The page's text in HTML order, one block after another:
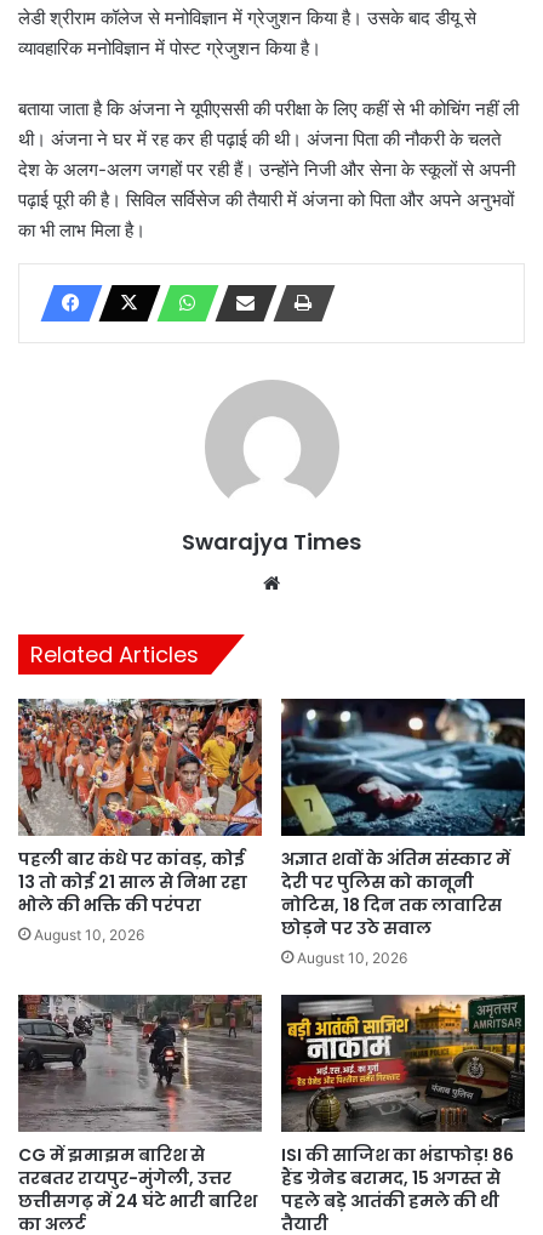
लेडी श्रीराम कॉलेज से मनोविज्ञान में ग्रेजुशन किया है। उसके बाद डीयू से
व्यावहारिक मनोविज्ञान में पोस्ट ग्रेजुशन किया है।
बताया जाता है कि अंजना ने यूपीएससी की परीक्षा के लिए कहीं से भी कोचिंग नहीं ली
थी। अंजना ने घर में रह कर ही पढ़ाई की थी। अंजना पिता की नौकरी के चलते
देश के अलग-अलग जगहों पर रही हैं। उन्होंने निजी और सेना के स्कूलों से अपनी
पढ़ाई पूरी की है। सिविल सर्विसेज की तैयारी में अंजना को पिता और अपने अनुभवों
का भी लाभ मिला है।
Swarajya Times
Related Articles
पहली बार कंधे पर कांवड़, कोई
13 तो कोई 21 साल से निभा रहा
भोले की भक्ति की परंपरा
August 10, 2026
अज्ञात शवों के अंतिम संस्कार में
देरी पर पुलिस को कानूनी
नोटिस, 18 दिन तक लावारिस
छोड़ने पर उठे सवाल
August 10, 2026
CG में झमाझम बारिश से
तरबतर रायपुर-मुंगेली, उत्तर
छत्तीसगढ़ में 24 घंटे भारी बारिश
का अलर्ट
ISI की साजिश का भंडाफोड़! 86
हैंड ग्रेनेड बरामद, 15 अगस्त से
पहले बड़े आतंकी हमले की थी
तैयारी